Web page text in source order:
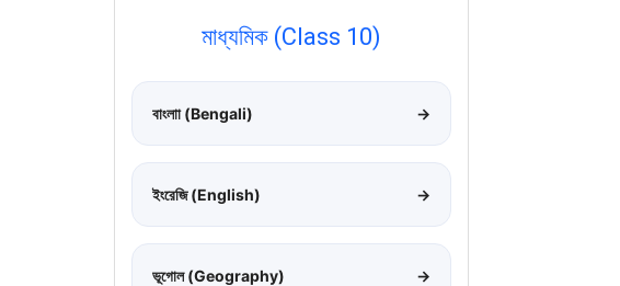
মাধ্যমিক (Class 10)
বাংলাা (Bengali) →
ইংরেজি (English) →
ভূগোল (Geography) →